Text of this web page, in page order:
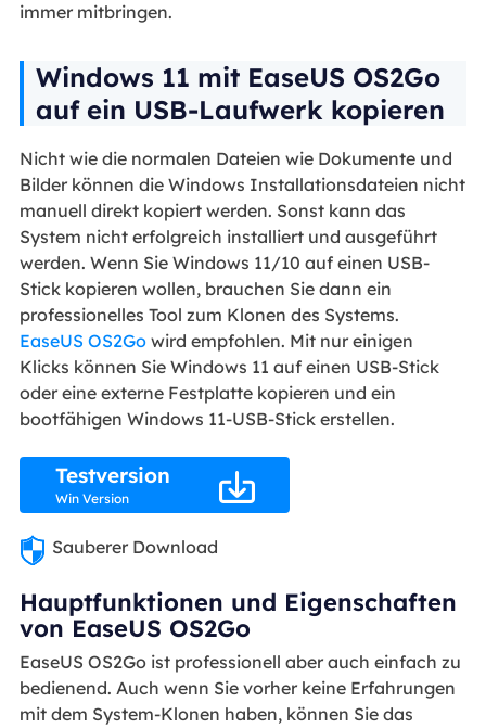
immer mitbringen.
Windows 11 mit EaseUS OS2Go
auf ein USB-Laufwerk kopieren
Nicht wie die normalen Dateien wie Dokumente und
Bilder können die Windows Installationsdateien nicht
manuell direkt kopiert werden. Sonst kann das
System nicht erfolgreich installiert und ausgeführt
werden. Wenn Sie Windows 11/10 auf einen USB-
Stick kopieren wollen, brauchen Sie dann ein
professionelles Tool zum Klonen des Systems.
EaseUS OS2Gowird empfohlen. Mit nur einigen
Klicks können Sie Windows 11 auf einen USB-Stick
oder eine externe Festplatte kopieren und ein
bootfähigen Windows 11-USB-Stick erstellen.
Testversion
Win Version 
Sauberer Download
Hauptfunktionen und Eigenschaften
von EaseUS OS2Go
EaseUS OS2Go ist professionell aber auch einfach zu
bedienend. Auch wenn Sie vorher keine Erfahrungen
mit dem System-Klonen haben, können Sie das